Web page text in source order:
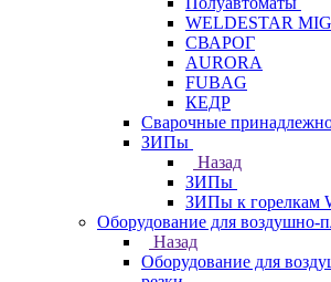
WELDESTAR MIG
СВАРОГ
AURORA
FUBAG
КЕДР
Сварочные
ЗИПы
Назад
ЗИПы
ЗИПы к горелкам
Оборудование для воздушно-
Назад
Оборудование для